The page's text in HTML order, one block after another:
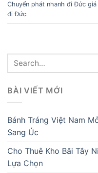
Chuyển phát nhanh đi Đức giá
đi Đức
BÀI VIẾT MỚI
Bánh Tráng Việt Nam
Sang Úc
Cho Thuê Kho Bãi Tây
Lựa Chọn